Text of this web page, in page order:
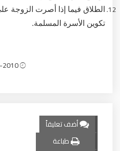
الطلاق فيما إذا أصرت الزوجة على
تكوين الأسرة المسلمة.
أضف تعليقاً
طباعة